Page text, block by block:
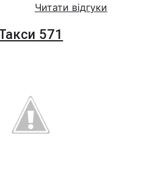
Читати відгуки
571